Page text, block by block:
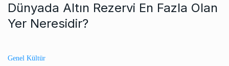
Dünyada Altın Rezervi En Fazla Olan
Yer Neresidir?
Genel Kültür